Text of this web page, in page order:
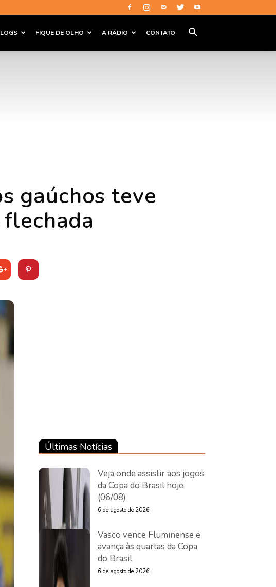
FIQUE DE OLHO A RÁDIO CONTATO
gaúchos teve
Últimas Notícias
Veja onde assistir aos jogos
da Copa do Brasil hoje
(06/08)
6 de agosto de 2026
Vasco vence Fluminense e
avança às quartas da Copa
do Brasil
6 de agosto de 2026